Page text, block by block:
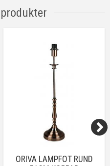
ORIVA LAMPFOT RUND